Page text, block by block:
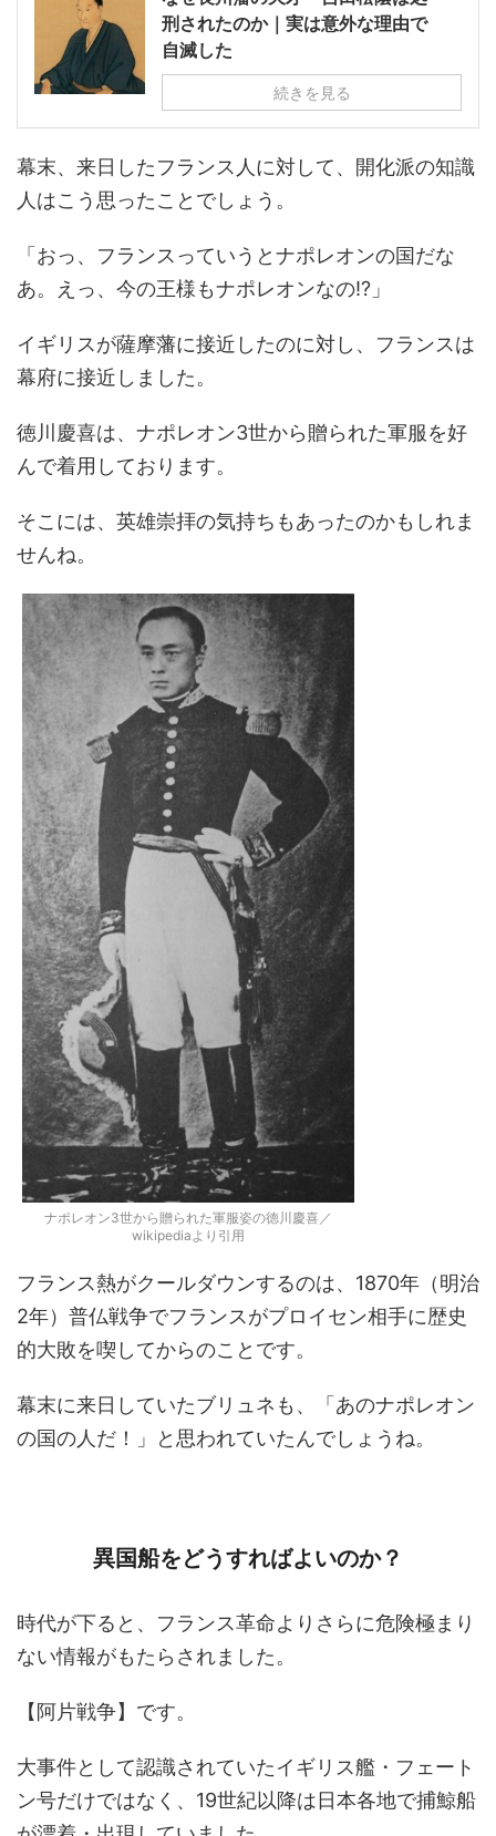
刑されたのか｜実は意外な理由で
自滅した
続きを見る
幕末、来日したフランス人に対して、開化派の知識
人はこう思ったことでしょう。
「おっ、フランスっていうとナポレオンの国だな
あ。えっ、今の王様もナポレオンなの!?」
イギリスが薩摩藩に接近したのに対し、フランスは
幕府に接近しました。
徳川慶喜は、ナポレオン3世から贈られた軍服を好
んで着用しております。
そこには、英雄崇拝の気持ちもあったのかもしれま
せんね。
ナポレオン3世から贈られた軍服姿の徳川慶喜／
wikipediaより引用
フランス熱がクールダウンするのは、1870年（明治
2年）普仏戦争でフランスがプロイセン相手に歴史
的大敗を喫してからのことです。
幕末に来日していたブリュネも、「あのナポレオン
の国の人だ！」と思われていたんでしょうね。
異国船をどうすればよいのか？
時代が下ると、フランス革命よりさらに危険極まり
ない情報がもたらされました。
【阿片戦争】です。
大事件として認識されていたイギリス艦・フェート
ン号だけではなく、19世紀以降は日本各地で捕鯨船